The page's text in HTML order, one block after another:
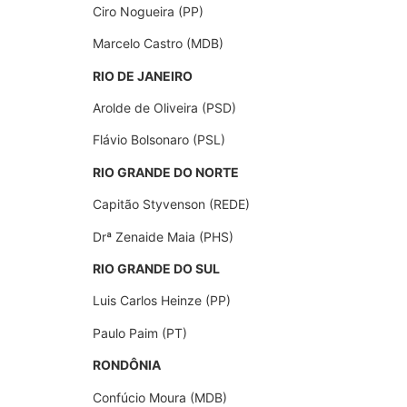
Ciro Nogueira (PP)
Marcelo Castro (MDB)
RIO DE JANEIRO
Arolde de Oliveira (PSD)
Flávio Bolsonaro (PSL)
RIO GRANDE DO NORTE
Capitão Styvenson (REDE)
Drª Zenaide Maia (PHS)
RIO GRANDE DO SUL
Luis Carlos Heinze (PP)
Paulo Paim (PT)
RONDÔNIA
Confúcio Moura (MDB)